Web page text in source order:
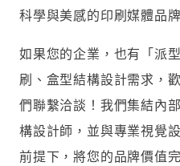
科學與美感的印刷媒體品
如果您的企業，也有「派
刷、盒型結構設計需求，
們聯繫洽談！我們集結內
構設計師，並與專業視覺
前提下，將您的品牌價值